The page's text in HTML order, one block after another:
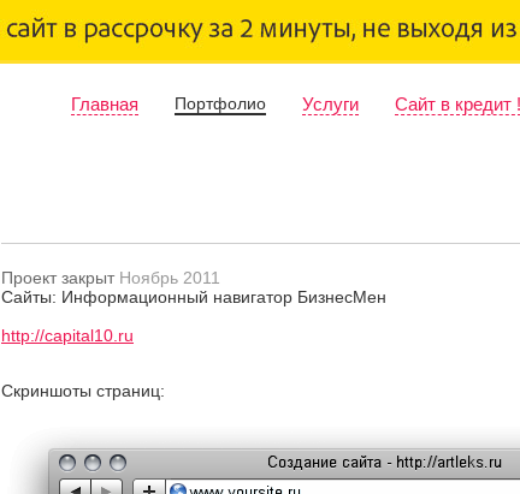
Главная Портфолио Услуги Сайт в кредит !
Проект закрыт Ноябрь 2011
Сайты: Информационный навигатор БизнесМен
http://capital10.ru
Скриншоты страниц: